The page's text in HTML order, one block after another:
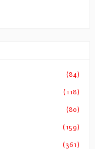
(84)
(118)
(80)
(159)
(361)